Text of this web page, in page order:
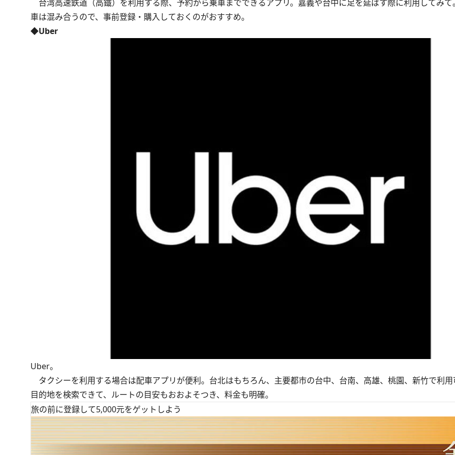
台湾高速鉄道（高鐵）を利用する際、予約から乗車までできるアプリ。嘉義や台中に足を延ばす際に利用してみ
車は混み合うので、事前登録・購入しておくのがおすすめ。
◆Uber
Uber。
タクシーを利用する場合は配車アプリが便利。台北はもちろん、主要都市の台中、台南、高雄、桃園、新竹で利
目的地を検索できて、ルートの目安もおおよそつき、料金も明確。
旅の前に登録して5,000元をゲットしよう